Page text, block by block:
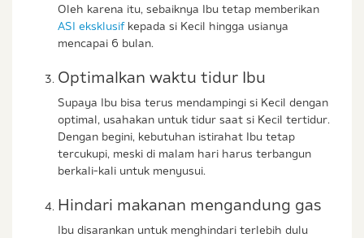
Oleh karena itu, sebaiknya Ibu tetap memberikan
ASI eksklusifkepada si Kecil hingga usianya
mencapai 6 bulan.
Optimalkan waktu tidur Ibu
Supaya Ibu bisa terus mendampingi si Kecil dengan
optimal, usahakan untuk tidur saat si Kecil tertidur.
Dengan begini, kebutuhan istirahat Ibu tetap
tercukupi, meski di malam hari harus terbangun
berkali-kali untuk menyusui.
Hindari makanan mengandung gas
Ibu disarankan untuk menghindari terlebih dulu